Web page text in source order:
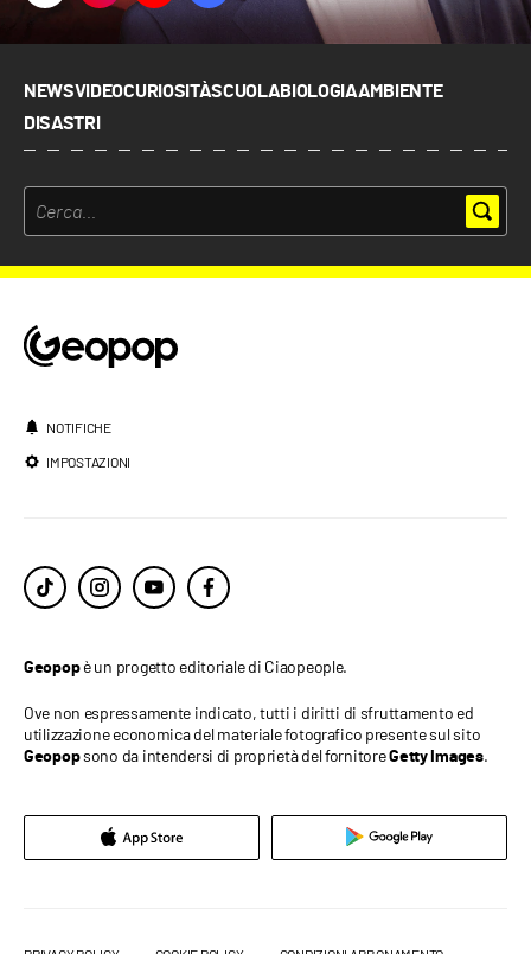
NEWSVIDEOCURIOSITÀSCUOLABIOLOGIAAMBIENTE
DISASTRI
NOTIFICHE
IMPOSTAZIONI
Geopopè un progetto editoriale di Ciaopeople.
Ove non espressamente indicato, tutti i diritti di sfruttamento ed
utilizzazione economica del materiale fotografico presente sul sito
Geopopsono da intendersi di proprietà del fornitoreGetty Images.